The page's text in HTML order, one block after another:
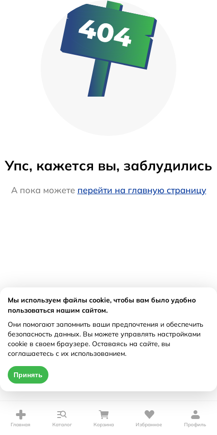
Упс, кажется вы, заблудились
А пока можете перейти на главную страницу
Главная Каталог Корзина Избранное Профиль
Мы используем файлы cookie, чтобы вам было удобно
пользоваться нашим сайтом.
Они помогают запомнить ваши предпочтения и обеспечить
безопасность данных. Вы можете управлять настройками
cookie в своем браузере. Оставаясь на сайте, вы
соглашаетесь с их использованием.
Принять